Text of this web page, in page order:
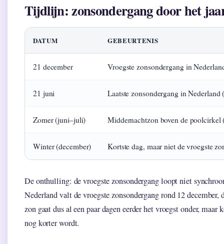
Tijdlijn: zonsondergang door het
DATUM GEBEURTENIS
21 december Vroegste zonsondergang in
21 juni Laatste zonsondergang in
Zomer (juni–juli) Middernachtzon boven de
Winter (december) Kortste dag, maar niet de vroegste
De onthulling: de vroegste zonsondergang loopt niet
Nederland valt de vroegste zonsondergang rond 12 december,
zon gaat dus al een paar dagen eerder het vroegst onder,
nog korter wordt.